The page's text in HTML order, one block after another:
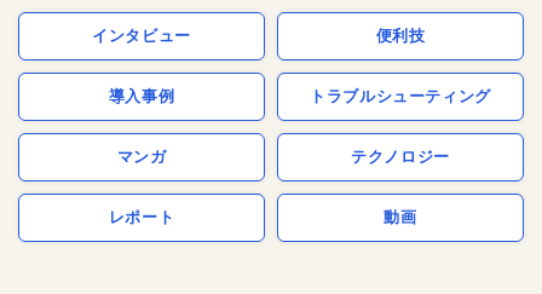
インタビュー 便利技
導入事例 トラブルシューティング
マンガ テクノロジー
レポート 動画